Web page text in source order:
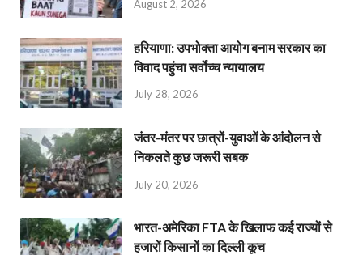
August 2, 2026
हरियाणा: उपभोक्ता आयोग बनाम सरकार का
विवाद पहुंचा सर्वोच्च न्यायालय
July 28, 2026
जंतर-मंतर पर छात्रों-युवाओं के आंदोलन से
निकलते कुछ जरूरी सबक
July 20, 2026
भारत-अमेरिका FTA के खिलाफ कई राज्यों से
हजारों किसानों का दिल्ली कूच